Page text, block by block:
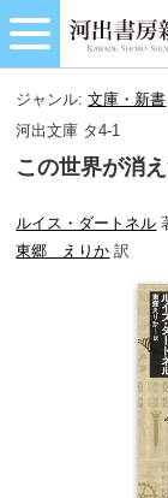
ジャンル:文庫・新書
河出文庫 タ4-1
この世界が消
ルイス・ダートネル
東郷 えりか 訳